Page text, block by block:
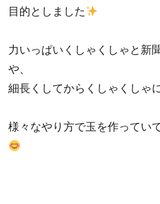
目的としました
力いっぱいくしゃくしゃと新
や、
細長くしてからくしゃくしゃ
様々なやり方で玉を作ってい